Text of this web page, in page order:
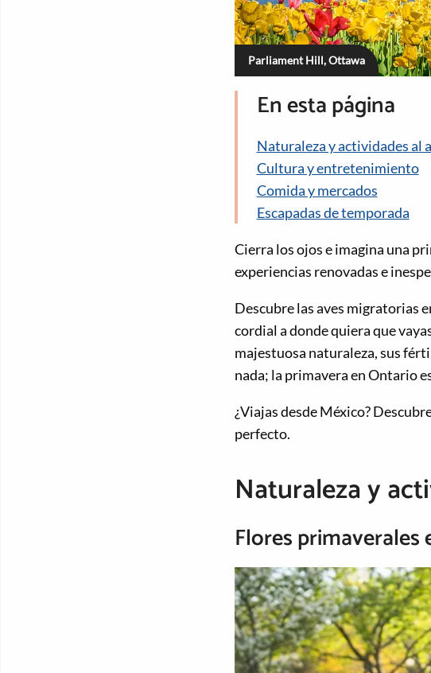
Parliament Hill, Ottawa
En esta página
Naturaleza y actividades al
Cultura y entretenimiento
Comida y mercados
Escapadas de temporada
Cierra los ojos e imagina una
experiencias renovadas e
Descubre las aves migratorias
cordial a donde quiera que
majestuosa naturaleza, sus
nada; la primavera en Ontario
¿Viajas desde México?
perfecto.
Naturaleza y
Flores primaverales